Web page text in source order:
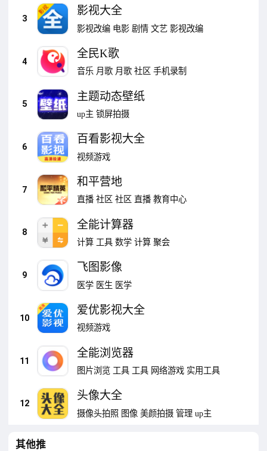
3
影视大全
影视改编 电影 剧情 文艺 影视改编
4
全民K歌
音乐 月歌 月歌 社区 手机录制
5
主题动态壁纸
up主 锁屏拍摄
6
百看影视大全
视频游戏
7
和平营地
直播 社区 社区 直播 教育中心
8
全能计算器
计算 工具 数学 计算 聚会
9
飞图影像
医学 医生 医学
10
爱优影视大全
视频游戏
11
全能浏览器
图片浏览 工具 工具 网络游戏 实用工具
12
头像大全
摄像头拍照 图像 美颜拍摄 管理 up主
其他推